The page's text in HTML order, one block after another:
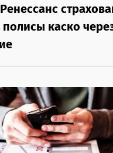
Ренессанс
каско